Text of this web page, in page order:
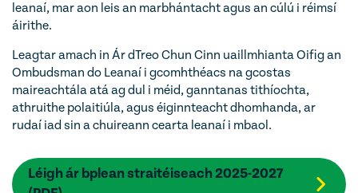
leanaí, mar aon leis an marbhántacht agus an cúlú i réimsí
áirithe.
Leagtar amach in Ár dTreo Chun Cinn uaillmhianta Oifig an
Ombudsman do Leanaí i gcomhthéacs na gcostas
maireachtála atá ag dul i méid, ganntanas tithíochta,
athruithe polaitiúla, agus éiginnteacht dhomhanda, ar
rudaí iad sin a chuireann cearta leanaí i mbaol.
Léigh ár bplean straitéiseach 2025-2027